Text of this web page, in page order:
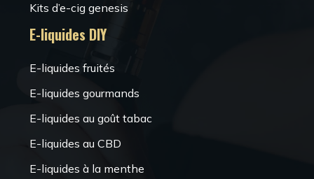
Kits d’e-cig genesis
E-liquides DIY
E-liquides fruités
E-liquides gourmands
E-liquides au goût tabac
E-liquides au CBD
E-liquides à la menthe